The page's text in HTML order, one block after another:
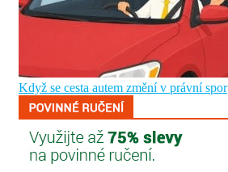
Když se cesta autem změní v právní spor